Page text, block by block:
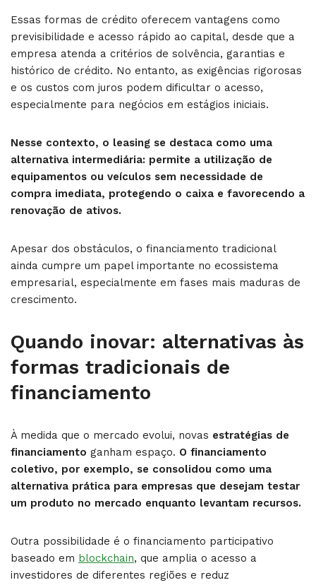
Essas formas de crédito oferecem vantagens como
previsibilidade e acesso rápido ao capital, desde que a
empresa atenda a critérios de solvência, garantias e
histórico de crédito. No entanto, as exigências rigorosas
e os custos com juros podem dificultar o acesso,
especialmente para negócios em estágios iniciais.
Nesse contexto, o leasing se destaca como uma
alternativa intermediária: permite a utilização de
equipamentos ou veículos sem necessidade de
compra imediata, protegendo o caixa e favorecendo a
renovação de ativos.
Apesar dos obstáculos, o financiamento tradicional
ainda cumpre um papel importante no ecossistema
empresarial, especialmente em fases mais maduras de
crescimento.
Quando inovar: alternativas às
formas tradicionais de
financiamento
À medida que o mercado evolui, novas estratégias de
financiamento ganham espaço. O financiamento
coletivo, por exemplo, se consolidou como uma
alternativa prática para empresas que desejam testar
um produto no mercado enquanto levantam recursos.
Outra possibilidade é o financiamento participativo
baseado em blockchain, que amplia o acesso a
investidores de diferentes regiões e reduz